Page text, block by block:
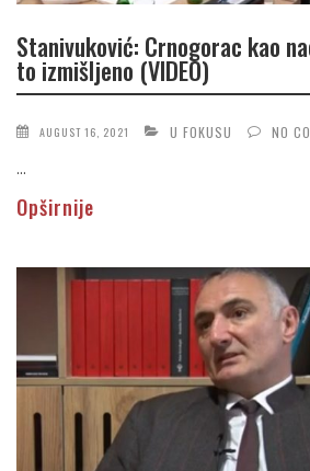
Stanivuković: Crnogorac kao
to izmišljeno (VIDEO)
AUGUST 16, 2021 U FOKUSU NO
...
Opširnije